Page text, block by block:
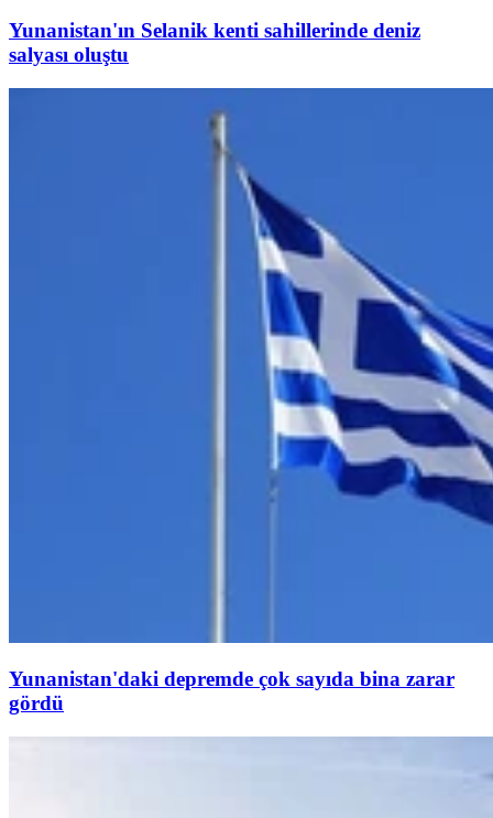
Yunanistan'ın Selanik kenti sahillerinde deniz
salyası oluştu
Yunanistan'daki depremde çok sayıda bina zarar
gördü